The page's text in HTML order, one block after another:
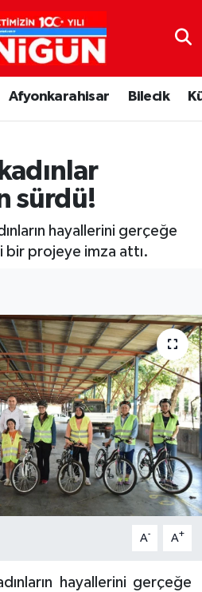
Afyonkarahisar Bilecik
sürdü!
hayallerini gerçeğe
bir projeye imza attı.
A- A+
hayallerini gerçeğe
ve Fikstür